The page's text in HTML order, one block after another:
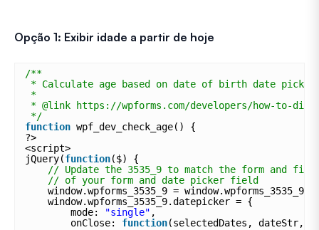
Opção 1: Exibir idade a partir de hoje
/**
* Calculate age based on date of birth date
*
* @link https://wpforms.com/developers/how-to-
*/
function wpf_dev_check_age() {
?>
<script>
jQuery(function($) {
// Update the 3535_9 to match the form and
// of your form and date picker field
window.wpforms_3535_9 =
window.wpforms_3535_9.datepicker = {
mode:
"single" ,
onClose: function(selectedDates, dateStr,